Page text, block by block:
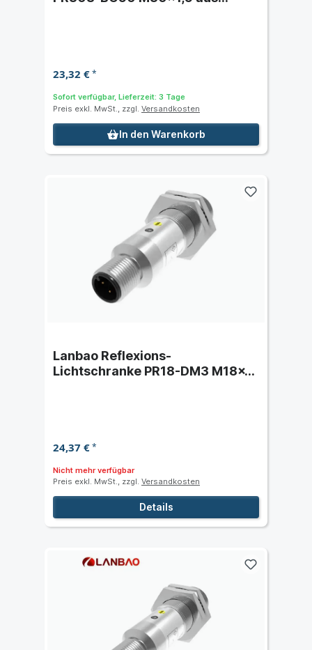
23,32 €*
Sofort verfügbar, Lieferzeit: 3 Tage
Preis exkl. MwSt., zzgl. Versandkosten
In den Warenkorb
Lanbao Reflexions-
Lichtschranke PR18-DM3 M18x1
24,37 €*
Nicht mehr verfügbar
Preis exkl. MwSt., zzgl. Versandkosten
Details